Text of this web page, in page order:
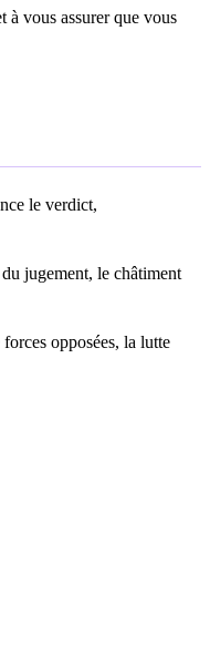
à vous assurer que vous
le verdict,
jugement, le châtiment
opposées, la lutte